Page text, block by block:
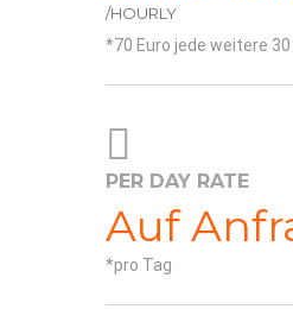
/HOURLY
70 Euro jede weitere 30
PER DAY RATE
Auf
pro Tag